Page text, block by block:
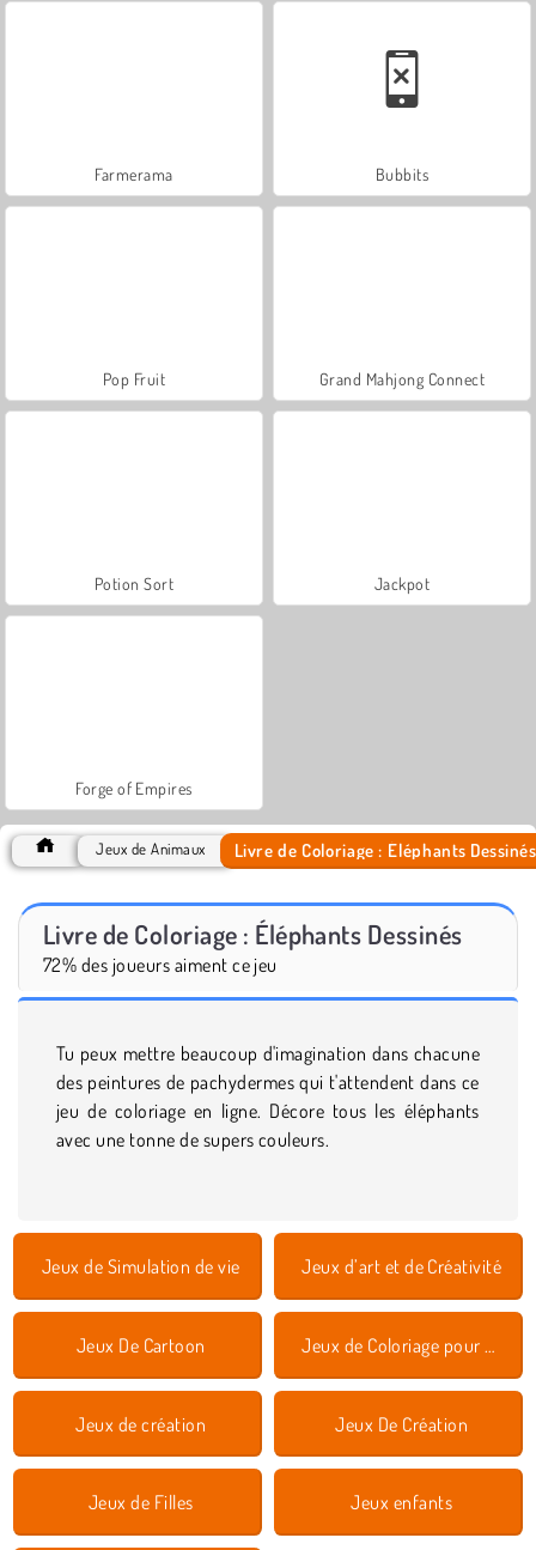
Farmerama Bubbits
Pop Fruit Grand Mahjong Connect
Potion Sort Jackpot
Forge of Empires
Jeux de Animaux Livre de Coloriage : Éléphants Dessinés
Livre de Coloriage : Éléphants Dessinés
72% des joueurs aiment ce jeu
Tu peux mettre beaucoup d'imagination dans chacune
des peintures de pachydermes qui t'attendent dans ce
jeu de coloriage en ligne. Décore tous les éléphants
avec une tonne de supers couleurs.
Jeux de Simulation de vie Jeux d’art et de Créativité
Jeux De Cartoon Jeux de Coloriage pour Enfants
Jeux de création Jeux De Création
Jeux de Filles Jeux enfants